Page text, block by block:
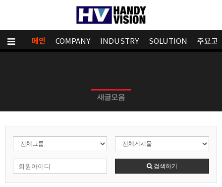
메인 COMPANY INDUSTRY SOLUTION 주요고
새글모음
검색하기